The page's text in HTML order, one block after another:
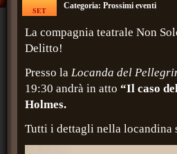
SET
Categoria: Prossimi eventi
La compagnia teatrale Non
Delitto!
Presso la Locanda del
19:30 andrà in atto “Il caso
Holmes.
Tutti i dettagli nella locandina